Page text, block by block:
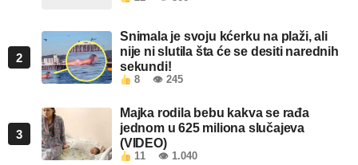
2
Snimala je svoju kćerku na plaži, ali
nije ni slutila šta će se desiti narednih
sekundi!
8 👁 245
3
Majka rodila bebu kakva se rađa
jednom u 625 miliona slučajeva
(VIDEO)
11 👁 1.040